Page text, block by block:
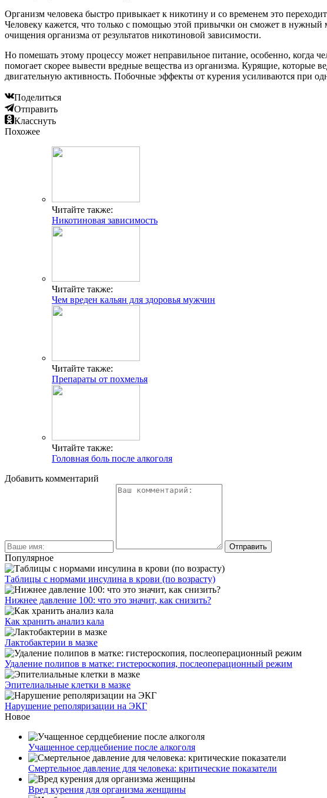
Организм человека быстро привыкает к никотину и со временем это
Человеку кажется, что только с помощью этой привычки он сможет в нужный
очищения организма от результатов никотиновой зависимости.
Но помешать этому процессу может неправильное питание, особенно, когда
помогает скорее вывести вредные вещества из организма. Курящие, которые
двигательную активность. Побочные эффекты от курения усиливаются при
Поделиться
Отправить
Класснуть
Похожее
Читайте также:
Никотиновая зависимость
Читайте также:
Чем вреден кальян для здоровья мужчин
Читайте также:
Препараты от похмелья
Читайте также:
Головная боль после алкоголя
Добавить комментарий
Популярное
Таблицы с нормами инсулина в крови (по возрасту)
Нижнее давление 100: что это значит, как снизить?
Как хранить анализ кала
Лактобактерии в мазке
Удаление полипов в матке: гистероскопия, послеоперационный режим
Эпителиальные клетки в мазке
Нарушение реполяризации на ЭКГ
Новое
Учащенное сердцебиение после алкоголя
Смертельное давление для человека: критические показатели
Вред курения для организма женщины